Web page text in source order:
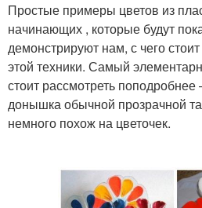
Простые примеры цветов из
начинающих , которые будут
демонстрируют нам, с чего
этой техники. Самый
стоит рассмотреть
донышка обычной прозрачной
немного похож на цветочек.